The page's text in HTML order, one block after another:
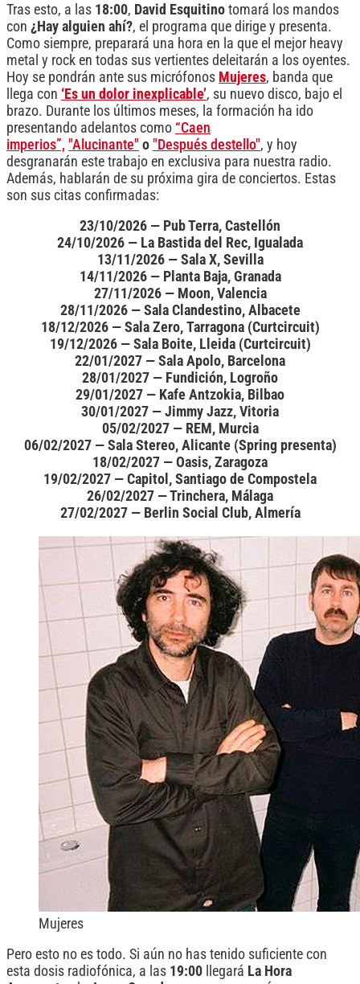
Tras esto, a las 18:00, David Esquitino tomará los mandos
con ¿Hay alguien ahí?, el programa que dirige y presenta.
Como siempre, preparará una hora en la que el mejor heavy
metal y rock en todas sus vertientes deleitarán a los oyentes.
Hoy se pondrán ante sus micrófonos Mujeres, banda que
llega con ‘Es un dolor inexplicable’, su nuevo disco, bajo el
brazo. Durante los últimos meses, la formación ha ido
presentando adelantos como “Caen
imperios”, "Alucinante" o "Después destello", y hoy
desgranarán este trabajo en exclusiva para nuestra radio.
Además, hablarán de su próxima gira de conciertos. Estas
son sus citas confirmadas:
23/10/2026 — Pub Terra, Castellón
24/10/2026 — La Bastida del Rec, Igualada
13/11/2026 — Sala X, Sevilla
14/11/2026 — Planta Baja, Granada
27/11/2026 — Moon, Valencia
28/11/2026 — Sala Clandestino, Albacete
18/12/2026 — Sala Zero, Tarragona (Curtcircuit)
19/12/2026 — Sala Boite, Lleida (Curtcircuit)
22/01/2027 — Sala Apolo, Barcelona
28/01/2027 — Fundición, Logroño
29/01/2027 — Kafe Antzokia, Bilbao
30/01/2027 — Jimmy Jazz, Vitoria
05/02/2027 — REM, Murcia
06/02/2027 — Sala Stereo, Alicante (Spring presenta)
18/02/2027 — Oasis, Zaragoza
19/02/2027 — Capitol, Santiago de Compostela
26/02/2027 — Trinchera, Málaga
27/02/2027 — Berlin Social Club, Almería
Mujeres
Pero esto no es todo. Si aún no has tenido suficiente con
esta dosis radiofónica, a las 19:00 llegará La Hora